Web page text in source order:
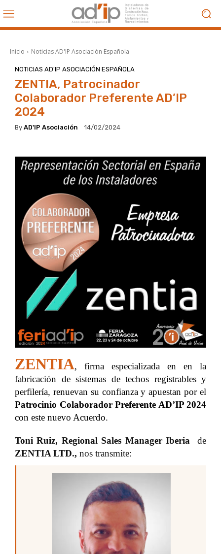
Inicio Noticias AD'IP Asociación Española
NOTICIAS AD'IP ASOCIACIÓN ESPAÑOLA
ZENTIA, Patrocinador
Colaborador Preferente AD’IP
2024
By AD'IP Asociación 14/02/2024
ZENTIA, firma especializada en en la
fabricación de sistemas de techos registrables y
perfilería, renuevan su confianza y apuestan por el
Patrocinio Colaborador Preferente AD’IP 2024
con este nuevo Acuerdo.
Toni Ruiz, Regional Sales Manager Iberia
de
ZENTIA LTD., nos transmite: